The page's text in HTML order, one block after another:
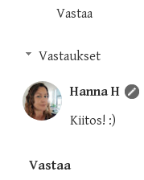
Vastaa
Vastaukset
Hanna H
Kiitos! :)
Vastaa